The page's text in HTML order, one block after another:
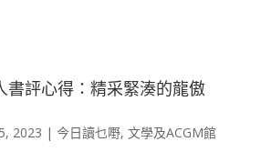
書評心得：精采緊湊的龍傲
2023 | 今日讀乜嘢, 文學及ACGM館